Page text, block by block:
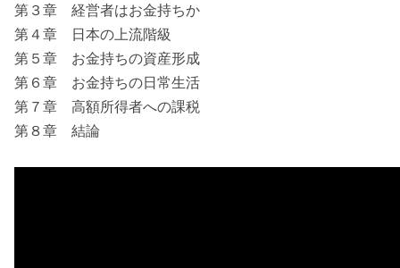
第３章 経営者はお金持ちか
第４章 日本の上流階級
第５章 お金持ちの資産形成
第６章 お金持ちの日常生活
第７章 高額所得者への課税
第８章 結論